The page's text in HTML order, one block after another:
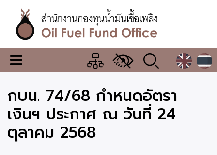
เนื้อหา
หลักสำนักงาน
กองทุน
น้ำมัน
เชื้อ
เพลิง
เมนู
เปลี่ยน
แสดง
ผล
กบน. 74/68 กำหนดอัตรา
เงินฯ ประกาศ ณ วันที่ 24
ตุลาคม 2568